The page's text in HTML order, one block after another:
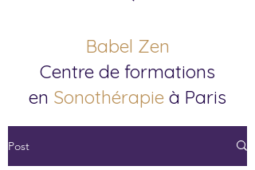
Babel Zen
Centre de formations
en Sonothérapie à Paris
Post